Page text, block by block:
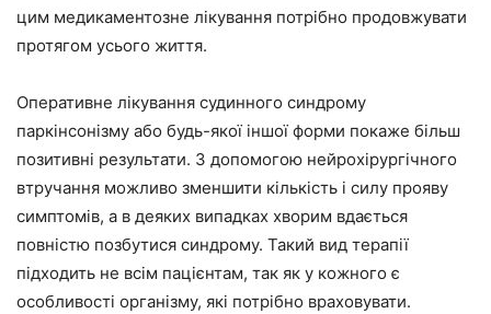
цим медикаментозне лікування потрібно продовжувати
протягом усього життя.
Оперативне лікування судинного синдрому
паркінсонізму або будь-якої іншої форми покаже більш
позитивні результати. З допомогою нейрохірургічного
втручання можливо зменшити кількість і силу прояву
симптомів, а в деяких випадках хворим вдається
повністю позбутися синдрому. Такий вид терапії
підходить не всім пацієнтам, так як у кожного є
особливості організму, які потрібно враховувати.